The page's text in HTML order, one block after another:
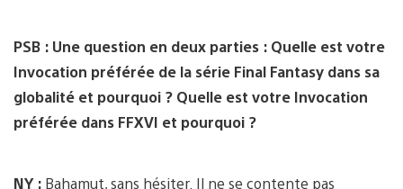
PSB : Une question en deux parties : Quelle est votre
Invocation préférée de la série Final Fantasy dans sa
globalité et pourquoi ? Quelle est votre Invocation
préférée dans FFXVI et pourquoi ?
NY : Bahamut, sans hésiter. Il ne se contente pas